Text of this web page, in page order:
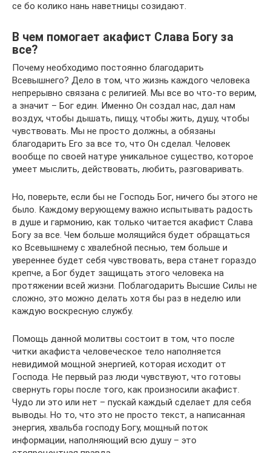
се бо колико нань наветницы созидают.
В чем помогает акафист Слава Богу за
все?
Почему необходимо постоянно благодарить
Всевышнего? Дело в том, что жизнь каждого человека
непрерывно связана с религией. Мы все во что-то верим,
а значит – Бог един. Именно Он создал нас, дал нам
воздух, чтобы дышать, пищу, чтобы жить, душу, чтобы
чувствовать. Мы не просто должны, а обязаны
благодарить Его за все то, что Он сделал. Человек
вообще по своей натуре уникальное существо, которое
умеет мыслить, действовать, любить, разговаривать.
Но, поверьте, если бы не Господь Бог, ничего бы этого не
было. Каждому верующему важно испытывать радость
в душе и гармонию, как только читается акафист Слава
Богу за все. Чем больше молящийся будет обращаться
ко Всевышнему с хвалебной песнью, тем больше и
увереннее будет себя чувствовать, вера станет гораздо
крепче, а Бог будет защищать этого человека на
протяжении всей жизни. Поблагодарить Высшие Силы не
сложно, это можно делать хотя бы раз в неделю или
каждую воскресную службу.
Помощь данной молитвы состоит в том, что после
читки акафиста человеческое тело наполняется
невидимой мощной энергией, которая исходит от
Господа. Не первый раз люди чувствуют, что готовы
свернуть горы после того, как произносили акафист.
Чудо ли это или нет – пускай каждый сделает для себя
выводы. Но то, что это не просто текст, а написанная
энергия, хвальба господу Богу, мощный поток
информации, наполняющий всю душу – это